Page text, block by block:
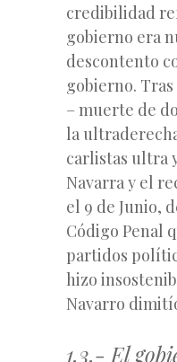
credibilidad
gobierno era
descontento
gobierno.
– muerte de
la
carlistas ultra
Navarra y el
el 9 de Junio,
Código Penal
partidos
hizo
Navarro
1.3.- El